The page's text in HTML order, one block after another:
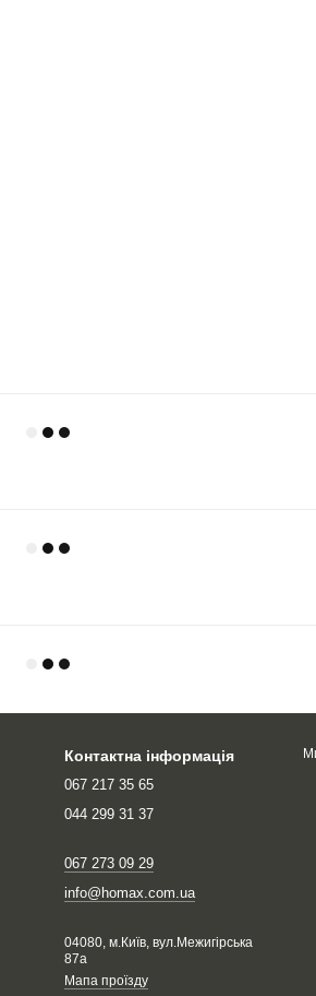
Контактна інформація
067 217 35 65
044 299 31 37
067 273 09 29
info@homax.com.ua
04080, м.Київ, вул.Межигірська
87а
Мапа проїзду